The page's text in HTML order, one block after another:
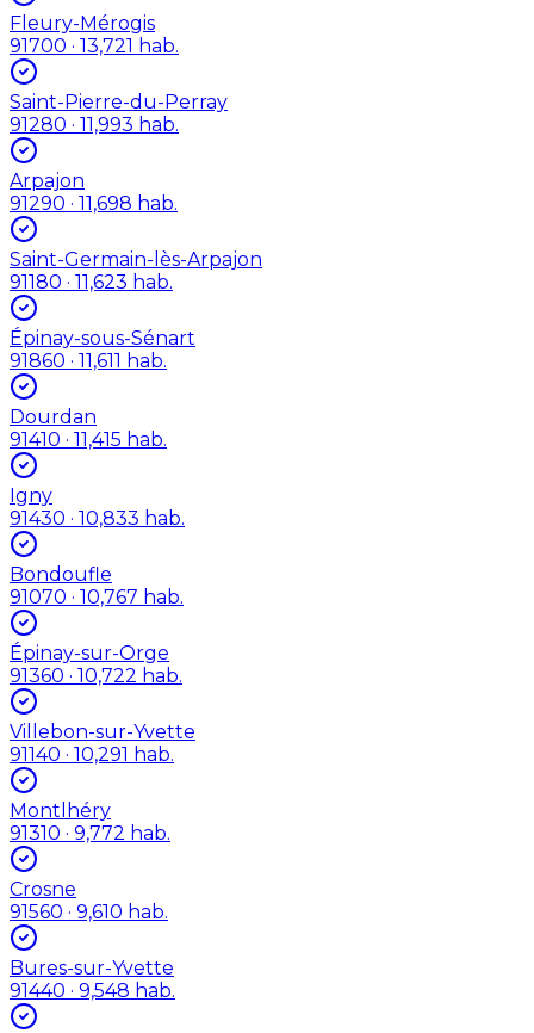
Fleury-Mérogis
91700 · 13,721 hab.
Saint-Pierre-du-Perray
91280 · 11,993 hab.
Arpajon
91290 · 11,698 hab.
Saint-Germain-lès-Arpajon
91180 · 11,623 hab.
Épinay-sous-Sénart
91860 · 11,611 hab.
Dourdan
91410 · 11,415 hab.
Igny
91430 · 10,833 hab.
Bondoufle
91070 · 10,767 hab.
Épinay-sur-Orge
91360 · 10,722 hab.
Villebon-sur-Yvette
91140 · 10,291 hab.
Montlhéry
91310 · 9,772 hab.
Crosne
91560 · 9,610 hab.
Bures-sur-Yvette
91440 · 9,548 hab.